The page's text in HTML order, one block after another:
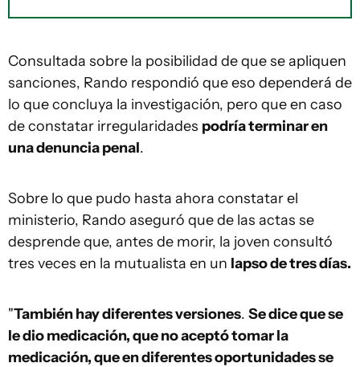
Consultada sobre la posibilidad de que se apliquen
sanciones, Rando respondió que eso dependerá de
lo que concluya la investigación, pero que en caso
de constatar irregularidades podría terminar en
una denuncia penal.
Sobre lo que pudo hasta ahora constatar el
ministerio, Rando aseguró que de las actas se
desprende que, antes de morir, la joven consultó
tres veces en la mutualista en un lapso de tres días.
"También hay diferentes versiones. Se dice que se
le dio medicación, que no aceptó tomar la
medicación, que en diferentes oportunidades se